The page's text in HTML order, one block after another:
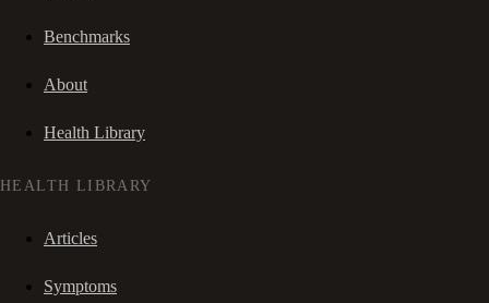
Benchmarks
About
Health Library
HEALTH LIBRARY
Articles
Symptoms